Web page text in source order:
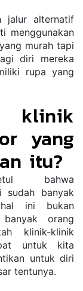
jalur alternatif
menggunakan
murah tapi
diri mereka
rupa yang
klinik
yang
itu?
bahwa
sudah banyak
ini bukan
orang
klinik-klinik
untuk kita
untuk diri
tentunya.